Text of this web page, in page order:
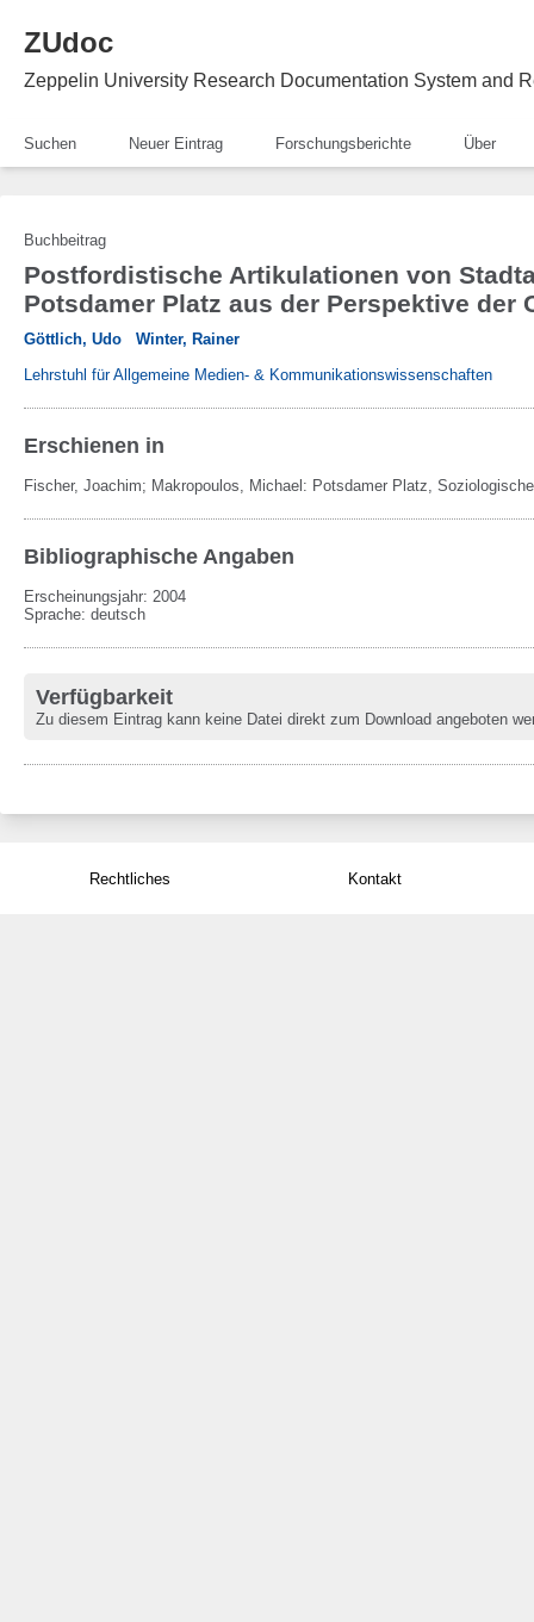
ZUdoc
Zeppelin University Research Documentation System and
Suchen Neuer Eintrag Forschungsberichte Über
Buchbeitrag
Postfordistische Artikulationen von
Potsdamer Platz aus der Perspektive der
Göttlich, Udo
Winter, Rainer
Lehrstuhl für Allgemeine Medien- & Kommunikationswissenschaften
Erschienen in
Fischer, Joachim; Makropoulos, Michael: Potsdamer Platz,
Bibliographische Angaben
Erscheinungsjahr: 2004
Sprache: deutsch
Verfügbarkeit
Zu diesem Eintrag kann keine Datei direkt zum Download angeboten
Rechtliches Kontakt